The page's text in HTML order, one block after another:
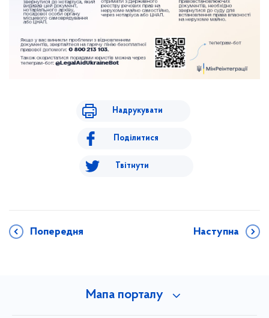
Надрукувати
Поділитися
Твітнути
Попередня Наступна
Мапа порталу